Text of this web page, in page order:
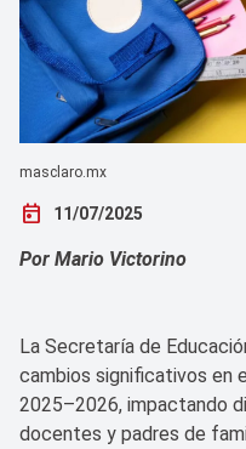
masclaro.mx
today 11/07/2025
Por Mario Victorino
La Secretaría de
cambios significativos en
2025–2026, impactando
docentes y padres de